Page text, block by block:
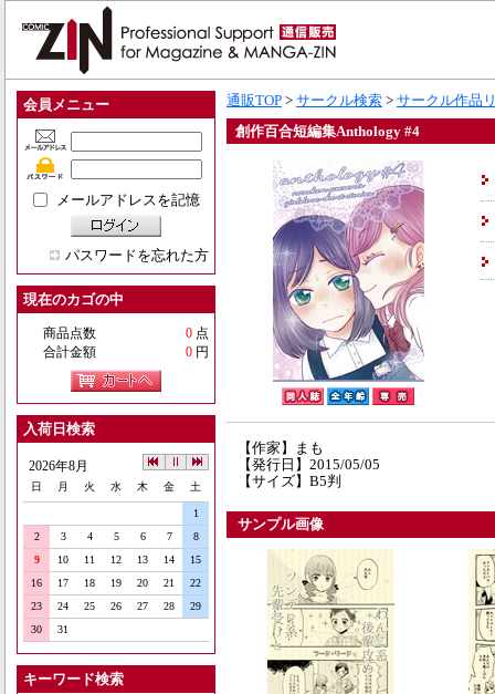
会員メニュー
メールアドレスを記憶
パスワードを忘れた方
現在のカゴの中
商品点数 0 点
合計金額
0 円
入荷日検索
2026年8月
日 月 火 水 木 金 土
1
2
3 4 5 6 7
8
9
10 11 12 13 14
15
16
17 18 19 20 21
22
23
24 25 26 27 28
29
30
31
キーワード検索
通販TOP > サークル検索 > サークル作品
創作百合短編集Anthology #4
【作家】まも
【発行日】2015/05/05
【サイズ】B5判
サンプル画像